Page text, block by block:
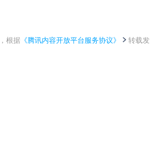
根据 《腾讯内容开放平台服务协议》
转载发